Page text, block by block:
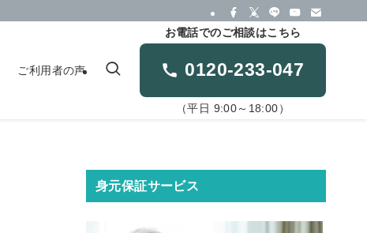
ご利用者の声
お電話でのご相談はこちら
0120-233-047
（平日 9:00～18:00）
身元保証サービス